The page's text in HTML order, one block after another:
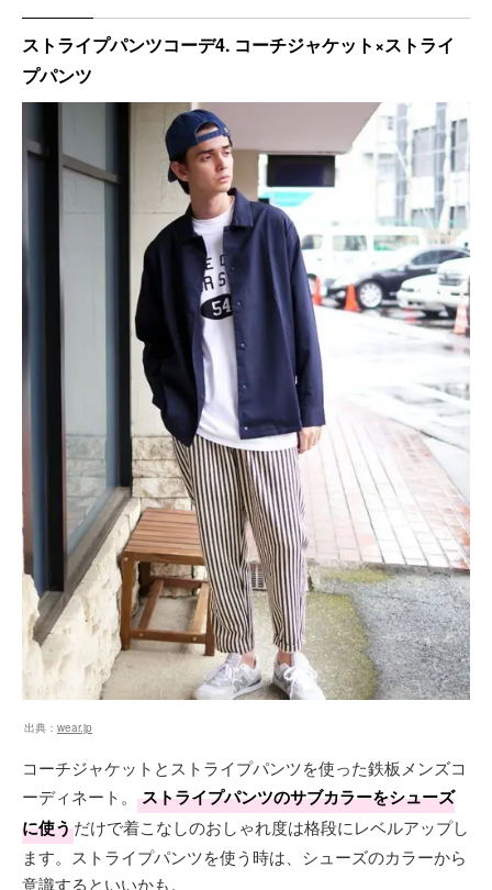
ストライプパンツコーデ4. コーチジャケット×ストライ
プパンツ
出典： wear.jp
コーチジャケットとストライプパンツを使った鉄板メンズコ
ーディネート。
ストライプパンツのサブカラーをシューズ
に使うだけで着こなしのおしゃれ度は格段にレベルアップし
ます。ストライプパンツを使う時は、シューズのカラーから
意識するといいかも。